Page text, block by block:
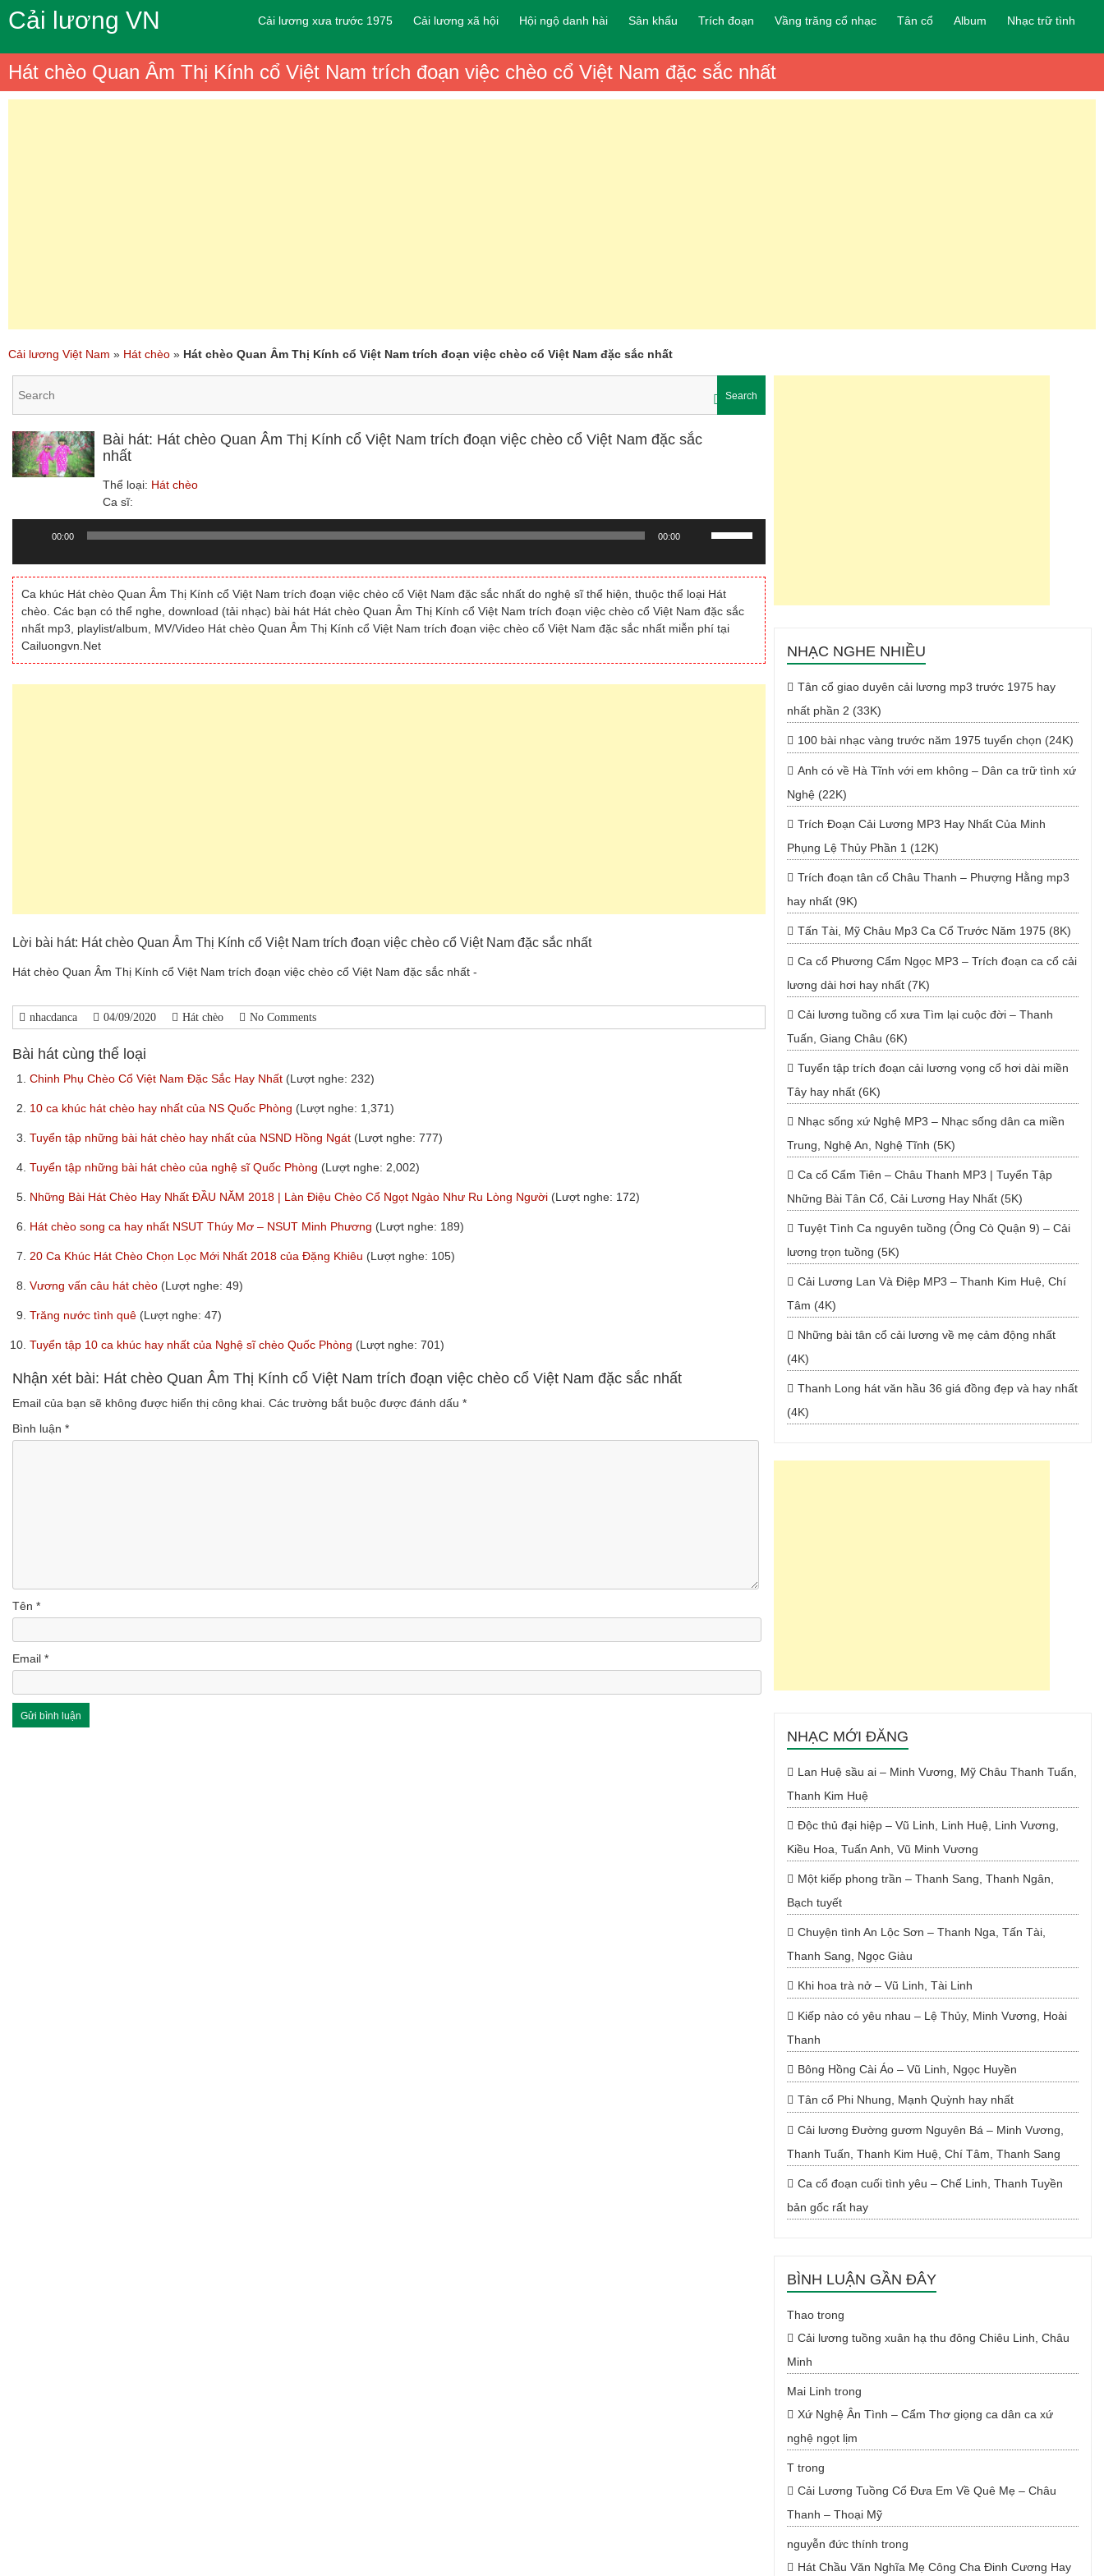
Cải lương VN Cải lương xưa trước 1975 Cải lương xã hội Hội ngộ danh hài Sân khấu Trích đoạn Vầng trăng cổ nhạc Tân cổ Album Nhạc trữ tình
Hát chèo Quan Âm Thị Kính cổ Việt Nam trích đoạn việc chèo cổ Việt Nam đặc sắc nhất
Cải lương Việt Nam » Hát chèo » Hát chèo Quan Âm Thị Kính cổ Việt Nam trích đoạn việc chèo cổ Việt Nam đặc sắc nhất
Search
Bài hát: Hát chèo Quan Âm Thị Kính cổ Việt Nam trích đoạn việc chèo cổ Việt Nam đặc sắc
nhất
Thể loại: Hát chèo
Ca sĩ:
00:00 00:00
phím
mũi
tên
Lên/Xuống
tăng
hoặc
Ca khúc Hát chèo Quan Âm Thị Kính cổ Việt Nam trích đoạn việc chèo cổ Việt Nam đặc sắc nhất do nghệ sĩ thể hiện, thuộc thể loại Hát
chèo. Các bạn có thể nghe, download (tải nhạc) bài hát Hát chèo Quan Âm Thị Kính cổ Việt Nam trích đoạn việc chèo cổ Việt Nam đặc sắc
nhất mp3, playlist/album, MV/Video Hát chèo Quan Âm Thị Kính cổ Việt Nam trích đoạn việc chèo cổ Việt Nam đặc sắc nhất miễn phí tại
Cailuongvn.Net
Lời bài hát: Hát chèo Quan Âm Thị Kính cổ Việt Nam trích đoạn việc chèo cổ Việt Nam đặc sắc nhất
Hát chèo Quan Âm Thị Kính cổ Việt Nam trích đoạn việc chèo cổ Việt Nam đặc sắc nhất -
nhacdanca 04/09/2020 Hát chèo No Comments
Bài hát cùng thể loại
1. Chinh Phụ Chèo Cổ Việt Nam Đặc Sắc Hay Nhất (Lượt nghe: 232)
2. 10 ca khúc hát chèo hay nhất của NS Quốc Phòng (Lượt nghe: 1,371)
3. Tuyển tập những bài hát chèo hay nhất của NSND Hồng Ngát (Lượt nghe: 777)
4. Tuyển tập những bài hát chèo của nghệ sĩ Quốc Phòng (Lượt nghe: 2,002)
5. Những Bài Hát Chèo Hay Nhất ĐẦU NĂM 2018 | Làn Điệu Chèo Cổ Ngọt Ngào Như Ru Lòng Người (Lượt nghe: 172)
6. Hát chèo song ca hay nhất NSUT Thúy Mơ – NSUT Minh Phương (Lượt nghe: 189)
7. 20 Ca Khúc Hát Chèo Chọn Lọc Mới Nhất 2018 của Đặng Khiêu (Lượt nghe: 105)
8. Vương vấn câu hát chèo (Lượt nghe: 49)
9. Trăng nước tình quê (Lượt nghe: 47)
10. Tuyển tập 10 ca khúc hay nhất của Nghệ sĩ chèo Quốc Phòng (Lượt nghe: 701)
Nhận xét bài: Hát chèo Quan Âm Thị Kính cổ Việt Nam trích đoạn việc chèo cổ Việt Nam đặc sắc nhất
Email của bạn sẽ không được hiển thị công khai. Các trường bắt buộc được đánh dấu *
Bình luận *
Tên *
Email *
NHẠC NGHE NHIỀU
Tân cổ giao duyên cải lương mp3 trước 1975 hay
nhất phần 2 (33K)
100 bài nhạc vàng trước năm 1975 tuyển chọn (24K)
Anh có về Hà Tĩnh với em không – Dân ca trữ tình xứ
Nghệ (22K)
Trích Đoạn Cải Lương MP3 Hay Nhất Của Minh
Phụng Lệ Thủy Phần 1 (12K)
Trích đoạn tân cổ Châu Thanh – Phượng Hằng mp3
hay nhất (9K)
Tấn Tài, Mỹ Châu Mp3 Ca Cổ Trước Năm 1975 (8K)
Ca cổ Phương Cẩm Ngọc MP3 – Trích đoạn ca cổ cải
lương dài hơi hay nhất (7K)
Cải lương tuồng cổ xưa Tìm lại cuộc đời – Thanh
Tuấn, Giang Châu (6K)
Tuyển tập trích đoạn cải lương vọng cổ hơi dài miền
Tây hay nhất (6K)
Nhạc sống xứ Nghệ MP3 – Nhạc sống dân ca miền
Trung, Nghệ An, Nghệ Tĩnh (5K)
Ca cổ Cẩm Tiên – Châu Thanh MP3 | Tuyển Tập
Những Bài Tân Cổ, Cải Lương Hay Nhất (5K)
Tuyệt Tình Ca nguyên tuồng (Ông Cò Quận 9) – Cải
lương trọn tuồng (5K)
Cải Lương Lan Và Điệp MP3 – Thanh Kim Huệ, Chí
Tâm (4K)
Những bài tân cổ cải lương về mẹ cảm động nhất
(4K)
Thanh Long hát văn hầu 36 giá đồng đẹp và hay nhất
(4K)
NHẠC MỚI ĐĂNG
Lan Huệ sầu ai – Minh Vương, Mỹ Châu Thanh Tuấn,
Thanh Kim Huệ
Độc thủ đại hiệp – Vũ Linh, Linh Huệ, Linh Vương,
Kiều Hoa, Tuấn Anh, Vũ Minh Vương
Một kiếp phong trần – Thanh Sang, Thanh Ngân,
Bạch tuyết
Chuyện tình An Lộc Sơn – Thanh Nga, Tấn Tài,
Thanh Sang, Ngọc Giàu
Khi hoa trà nở – Vũ Linh, Tài Linh
Kiếp nào có yêu nhau – Lệ Thủy, Minh Vương, Hoài
Thanh
Bông Hồng Cài Áo – Vũ Linh, Ngọc Huyền
Tân cổ Phi Nhung, Mạnh Quỳnh hay nhất
Cải lương Đường gươm Nguyên Bá – Minh Vương,
Thanh Tuấn, Thanh Kim Huệ, Chí Tâm, Thanh Sang
Ca cổ đoạn cuối tình yêu – Chế Linh, Thanh Tuyền
bản gốc rất hay
BÌNH LUẬN GẦN ĐÂY
Thaotrong
Cải lương tuồng xuân hạ thu đông Chiêu Linh, Châu
Minh
Mai Linh trong
Xứ Nghệ Ân Tình – Cẩm Thơ giọng ca dân ca xứ
nghệ ngọt lịm
Ttrong
Cải Lương Tuồng Cổ Đưa Em Về Quê Mẹ – Châu
Thanh – Thoại Mỹ
nguyễn đức thính trong
Hát Chầu Văn Nghĩa Mẹ Công Cha Đinh Cương Hay